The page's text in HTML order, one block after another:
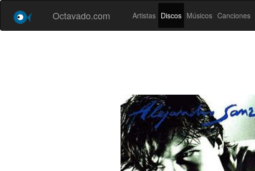
Octavado.com Artistas Discos Músicos Canciones